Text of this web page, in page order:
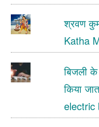
श्रवण
Katha
बिजली
किया
electric